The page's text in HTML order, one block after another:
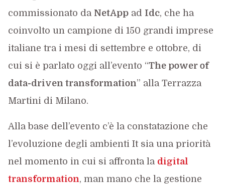
commissionato da NetAppad Idc, che ha
coinvolto un campione di 150 grandi imprese
italiane tra i mesi di settembre e ottobre, di
cui si è parlato oggi all’evento “The power of
data-driven transformation” alla Terrazza
Martini di Milano.
Alla base dell’evento c’è la constatazione che
l’evoluzione degli ambienti It sia una priorità
nel momento in cui si affronta la digital
transformation, man mano che la gestione